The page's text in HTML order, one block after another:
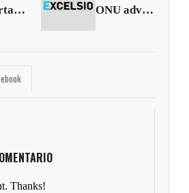
Reportan homicidio en Arcabuco ONU advierte sobre inminencia de otra recesión económica mundial
Thanks!